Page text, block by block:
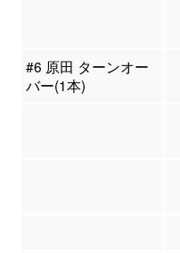
#6 原田 ターンオー
バー(1本)